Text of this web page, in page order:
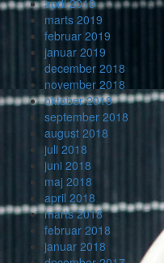
april 2019
marts 2019
februar 2019
januar 2019
december 2018
november 2018
oktober 2018
september 2018
august 2018
juli 2018
juni 2018
maj 2018
april 2018
marts 2018
februar 2018
januar 2018